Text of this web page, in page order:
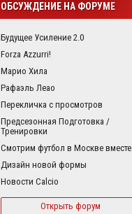
ОБСУЖДЕНИЕ НА ФОРУМЕ
Будущее Усиление 2.0
Forza Azzurri!
Марио Хила
Рафаэль Леао
Перекличка с просмотров
Предсезонная Подготовка /
Тренировки
Смотрим футбол в Москве вместе
Дизайн новой формы
Новости Calcio
Открыть форум